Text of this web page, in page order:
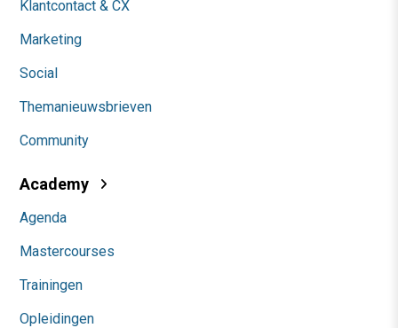
Klantcontact & CX
Marketing
Social
Themanieuwsbrieven
Community
Academy
Agenda
Mastercourses
Trainingen
Opleidingen